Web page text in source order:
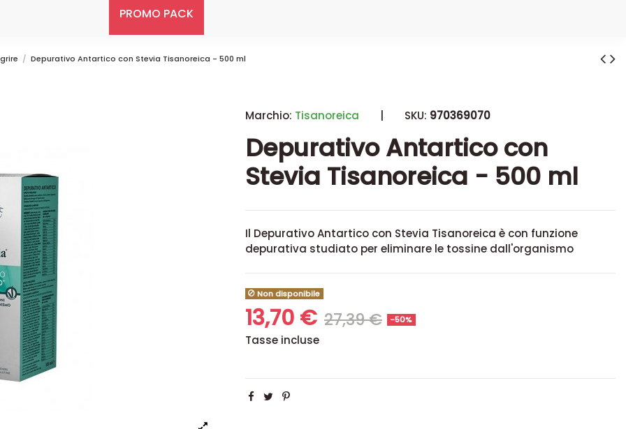
PROMO PACK
Depurativo Antartico con Stevia Tisanoreica - 500 ml
Marchio: Tisanoreica | SKU: 970369070
Depurativo Antartico con
Stevia Tisanoreica - 500 ml
Il Depurativo Antartico con Stevia Tisanoreica è con funzione
depurativa studiato per eliminare le tossine dall'organismo
Non disponibile
13,70 € 27,39 € -50%
Tasse incluse